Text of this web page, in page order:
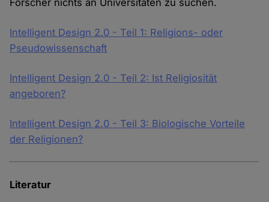
Forscher nichts an Universitäten zu suchen.
Intelligent Design 2.0 - Teil 1: Religions- oder
Pseudowissenschaft
Intelligent Design 2.0 - Teil 2: Ist Religiosität
angeboren?
Intelligent Design 2.0 - Teil 3: Biologische Vorteile
der Religionen?
Literatur